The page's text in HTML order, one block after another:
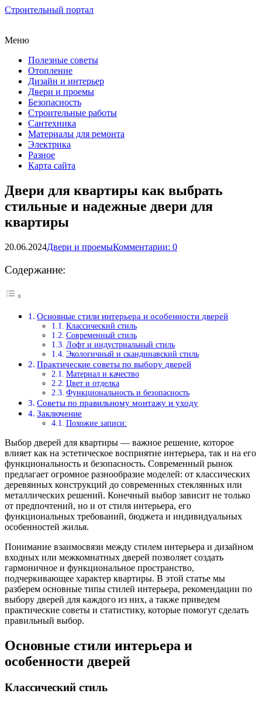
Строительный портал
Меню
Полезные советы
Отопление
Дизайн и интерьер
Двери и проемы
Безопасность
Строительные работы
Сантехника
Материалы для ремонта
Электрика
Разное
Карта сайта
Двери для квартиры как выбрать
стильные и надежные двери для
квартиры
20.06.2024Двери и проемыКомментарии: 0
Содержание:
Основные стили интерьера и особенности дверей
Классический стиль
Современный стиль
Лофт и индустриальный стиль
Экологичный и скандинавский стиль
Практические советы по выбору дверей
Материал и качество
Цвет и отделка
Функциональность и безопасность
Советы по правильному монтажу и уходу
Заключение
Похожие записи:
Выбор дверей для квартиры — важное решение, которое
влияет как на эстетическое восприятие интерьера, так и на его
функциональность и безопасность. Современный рынок
предлагает огромное разнообразие моделей: от классических
деревянных конструкций до современных стеклянных или
металлических решений. Конечный выбор зависит не только
от предпочтений, но и от стиля интерьера, его
функциональных требований, бюджета и индивидуальных
особенностей жилья.
Понимание взаимосвязи между стилем интерьера и дизайном
входных или межкомнатных дверей позволяет создать
гармоничное и функциональное пространство,
подчеркивающее характер квартиры. В этой статье мы
разберем основные типы стилей интерьера, рекомендации по
выбору дверей для каждого из них, а также приведем
практические советы и статистику, которые помогут сделать
правильный выбор.
Основные стили интерьера и
особенности дверей
Классический стиль